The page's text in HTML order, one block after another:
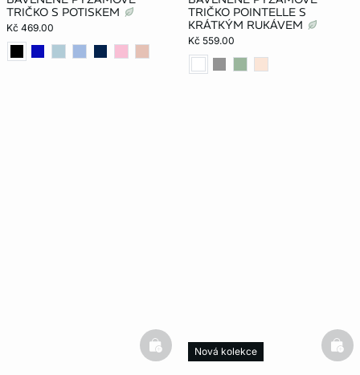
TRIČKO S POTISKEM
Kč 469.00
TRIČKO POINTELLE S
KRÁTKÝM RUKÁVEM
Kč 559.00
basketfullNová kolekce